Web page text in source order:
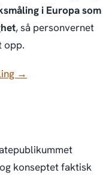
i Europa som
, så personvernet
opp.
→
konseptet faktisk